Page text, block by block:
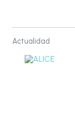
Actualidad